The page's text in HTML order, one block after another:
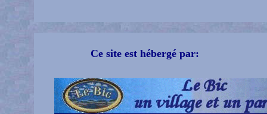
Ce site est hébergé par: